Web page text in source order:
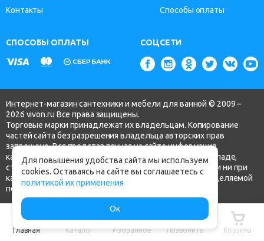
Главная Каталог Избранное Позвонить Корзина
Контакты
Способы оплаты
СПОСОБЫ ОПЛАТЫ СОЦСЕТИ
Интернет-магазин сантехники и мебели для ванной © 2009 –
2026 vivon.ru Все права защищены.
Торговые марки принадлежат их владельцам. Копирование
частей сайта без разрешения владельца авторских прав
запрещено. Вся представленная на сайте информация,
касающаяся технических характеристик, наличия на складе,
стоимости товаров, носит информационный характер и ни при
каких условиях не является публичной офертой, определяемой
положениями ч.2 ст. 437 Гражданского кодекса РФ.
Для повышения удобства сайта мы используем
cookies. Оставаясь на сайте вы соглашаетесь с
политикой их применения
Ок